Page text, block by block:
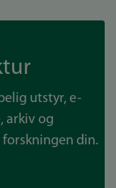
utstyr, e-
arkiv og
forskningen din.